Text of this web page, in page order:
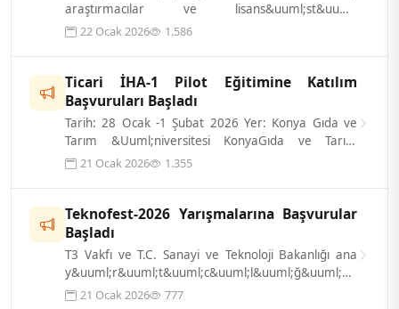
araştırmacılar ve lisans&uuml;st&uuml;
&ouml;ğrencilerimiz; &nbsp; 03-05 Nisan 2026
22 Ocak 2026 1.586
Ticari İHA-1 Pilot Eğitimine Katılım
Başvuruları Başladı
Tarih: 28 Ocak -1 Şubat 2026 Yer: Konya Gıda ve
Tarım &Uuml;niversitesi KonyaGıda ve Tarım
&Uuml;niversitesi tarafından d&uuml;zen...
21 Ocak 2026 1.355
Teknofest-2026 Yarışmalarına Başvurular
Başladı
T3 Vakfı ve T.C. Sanayi ve Teknoloji Bakanlığı ana
y&uuml;r&uuml;t&uuml;c&uuml;l&uuml;ğ&uuml;nde,
T&uuml;rkiye&rsquo;nin &ouml;nde...
21 Ocak 2026 777